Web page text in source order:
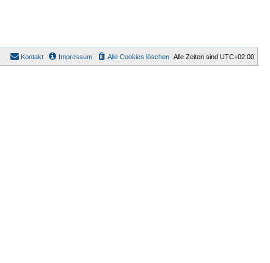
g
Alle Zeiten sind UTC+02:00
Alle Cookies löschen
Impressum
Kontakt